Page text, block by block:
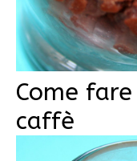
Come
caffè